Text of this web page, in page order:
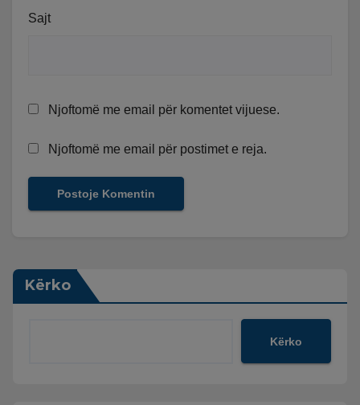
Sajt
Njoftomë me email për komentet vijuese.
Njoftomë me email për postimet e reja.
Kërko
Kërko